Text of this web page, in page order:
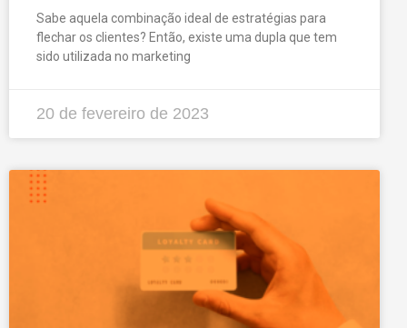
Sabe aquela combinação ideal de estratégias para
flechar os clientes? Então, existe uma dupla que tem
sido utilizada no marketing
20 de fevereiro de 2023